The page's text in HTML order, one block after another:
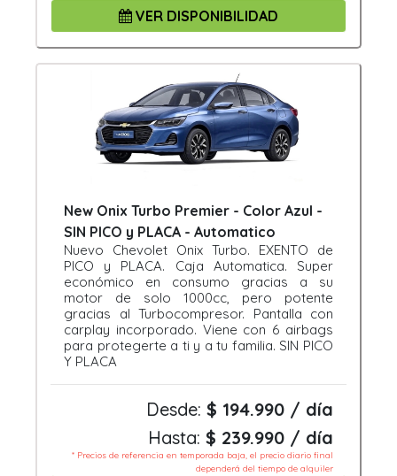
VER DISPONIBILIDAD
New Onix Turbo Premier - Color Azul -
SIN PICO y PLACA - Automatico
Nuevo Chevolet Onix Turbo. EXENTO de
PICO y PLACA. Caja Automatica. Super
económico en consumo gracias a su
motor de solo 1000cc, pero potente
gracias al Turbocompresor. Pantalla con
carplay incorporado. Viene con 6 airbags
para protegerte a ti y a tu familia. SIN PICO
Y PLACA
Desde: $ 194.990 / día
Hasta: $ 239.990 / día
* Precios de referencia en temporada baja, el precio diario final
dependerá del tiempo de alquiler